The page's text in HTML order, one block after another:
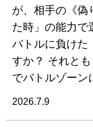
が、相手の《偽
た時」の能力で
バトルに負けた
すか？ それと
でバトルゾーン
2026.7.9